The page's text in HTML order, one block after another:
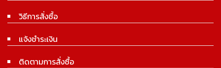
วิธีการสั่งซื้อ
แจ้งชำระเงิน
ติดตามการสั่งซื้อ